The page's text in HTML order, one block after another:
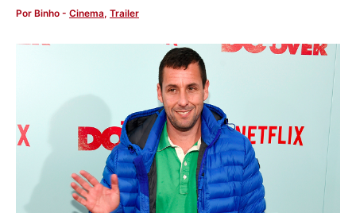
Por Binho - Cinema, Trailer